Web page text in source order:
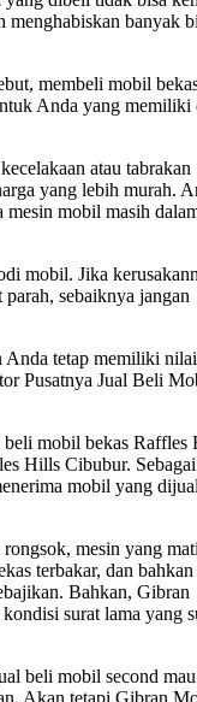
menghabiskan banyak
membeli mobil
Anda yang memiliki
atau tabrakan
yang lebih murah.
mesin mobil masih
mobil. Jika
sebaiknya jangan
Anda tetap memiliki
Pusatnya Jual Beli
mobil bekas Raffles
Hills Cibubur. Sebagai
mobil yang
mesin yang
terbakar, dan bahkan
Bahkan, Gibran
surat lama yang
beli mobil second mau
Akan tetapi Gibran